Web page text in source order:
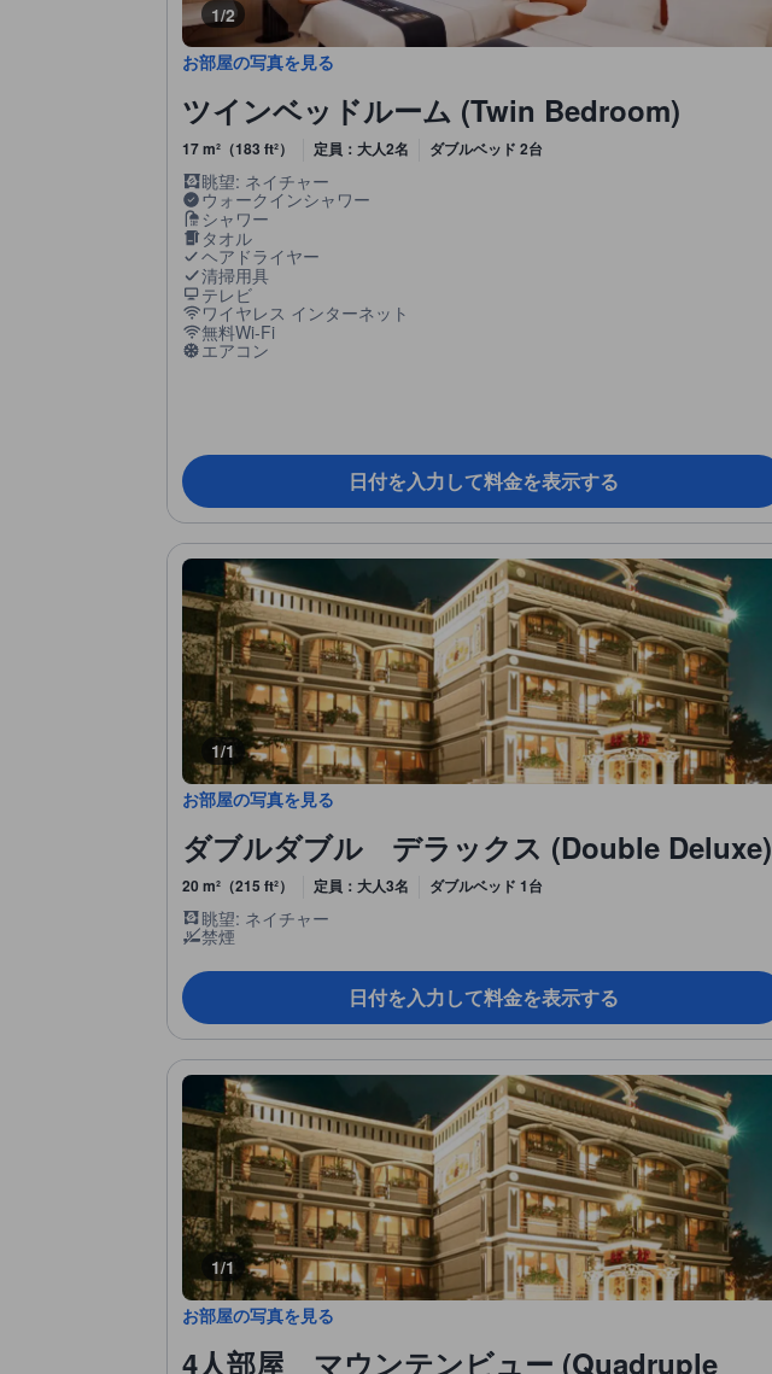
1/2
お部屋の写真を見る
ツインベッドルーム (Twin Bedroom)
17 m²（183 ft²） 定員：大人2名 ダブルベッド 2台
眺望: ネイチャー
ウォークインシャワー
シャワー
タオル
ヘアドライヤー
清掃用具
テレビ
ワイヤレス インターネット
無料Wi-Fi
エアコン
日付を入力して料金を表示する
1/1
お部屋の写真を見る
ダブルダブル デラックス (Double Deluxe)
20 m²（215 ft²） 定員：大人3名 ダブルベッド 1台
眺望: ネイチャー
禁煙
日付を入力して料金を表示する
1/1
お部屋の写真を見る
4人部屋 マウンテンビュー (Quadruple